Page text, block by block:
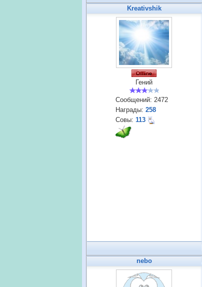
Kreativshik
Гений
Сообщений: 2472
Награды: 258
Совы: 113
nebo